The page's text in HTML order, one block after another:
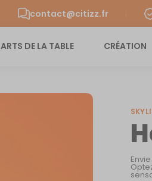
contact@citizz.fr
ARTS DE LA TABLE CRÉATION